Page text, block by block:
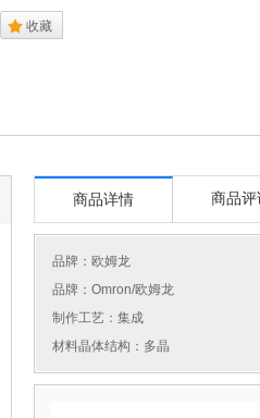
. 收藏
商品详情 商品评
品牌： 欧姆龙
品牌：Omron/欧姆龙
制作工艺：集成
材料晶体结构：多晶